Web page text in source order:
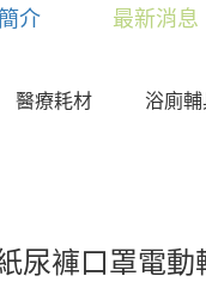
介 最新消息
醫療耗材 浴廁
尿褲口罩電